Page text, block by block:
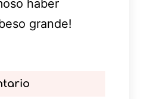
haber
grande!